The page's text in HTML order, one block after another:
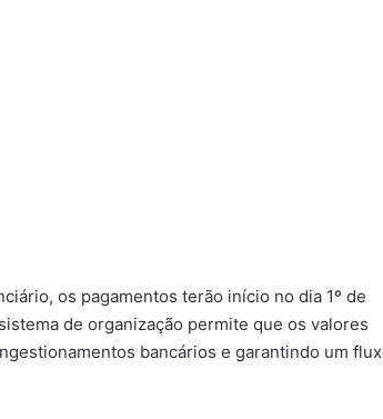
os pagamentos terão início no dia 1º de
de organização permite que os valores
bancários e garantindo um